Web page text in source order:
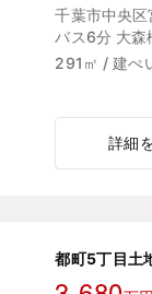
千葉市中央
バス6分 大森
291㎡ / 建ぺ
詳細
都町5丁目土